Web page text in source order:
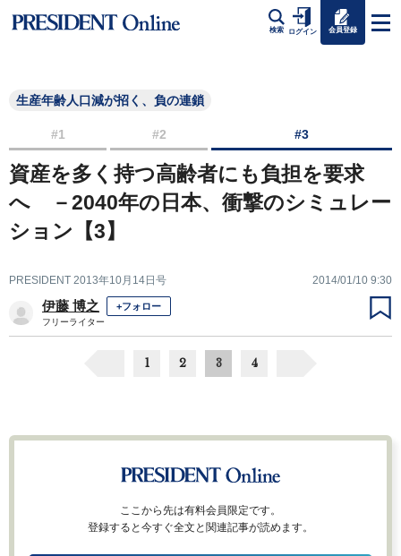
検索 ログイン 会員登録
生産年齢人口減が招く、負の連鎖
#1 #2 #3
資産を多く持つ高齢者にも負担を要求
へ －2040年の日本、衝撃のシミュレー
ション【3】
PRESIDENT 2013年10月14日号 2014/01/10 9:30
伊藤 博之 +フォロー
フリーライター
1 2 3 4
ここから先は有料会員限定です。
登録すると今すぐ全文と関連記事が読めます。